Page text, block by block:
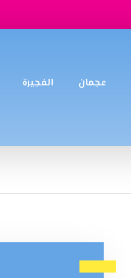
عجمان الفجيرة